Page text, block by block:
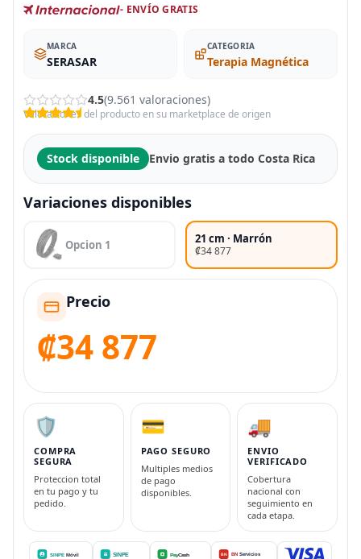
- ENVÍO GRATIS
MARCA
SERASAR
CATEGORIA
Terapia Magnética
4.5(9.561 valoraciones)
Valoraciones del producto en su marketplace de origen
Stock disponible Envio gratis a todo Costa Rica
Variaciones disponibles
Opcion 1 21 cm · Marrón
₡34 877
Precio
₡34 877
🛡️
COMPRA
SEGURA
Proteccion total
en tu pago y tu
pedido.
💳
PAGO SEGURO
Multiples medios
de pago
disponibles.
🚚
ENVIO
VERIFICADO
Cobertura
nacional con
seguimiento en
cada etapa.